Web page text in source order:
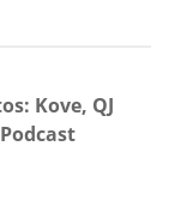
Kove, QJ